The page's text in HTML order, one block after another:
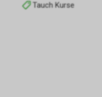
Tauch Kurse